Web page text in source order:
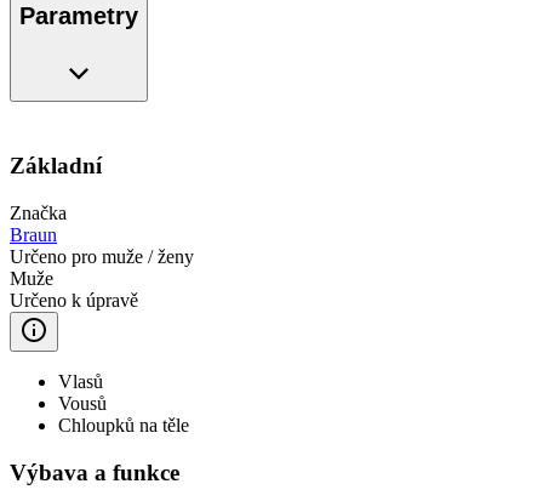
Parametry
Základní
Značka
Braun
Určeno pro muže / ženy
Muže
Určeno k úpravě
Vlasů
Vousů
Chloupků na těle
Výbava a funkce